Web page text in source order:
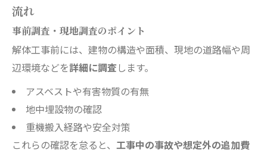
流れ
事前調査・現地調査のポイント
解体工事前には、建物の構造や面積、現地の道路幅や周
辺環境などを詳細に調査します。
アスベストや有害物質の有無
地中埋設物の確認
重機搬入経路や安全対策
これらの確認を怠ると、 工事中の事故や想定外の追加費